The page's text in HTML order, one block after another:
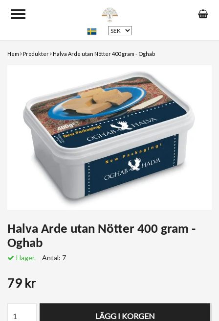
Hem Produkter Halva Arde utan Nötter 400 gram - Oghab
Halva Arde utan Nötter 400 gram -
Oghab
I lager. Antal: 7
79 kr
LÄGG I KORGEN